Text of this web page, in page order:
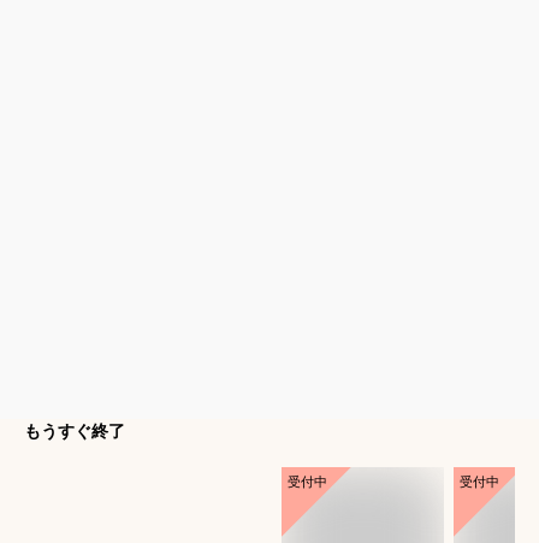
もうすぐ終了
受付中 受付中